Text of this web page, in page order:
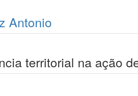
Antonio
territorial na ação